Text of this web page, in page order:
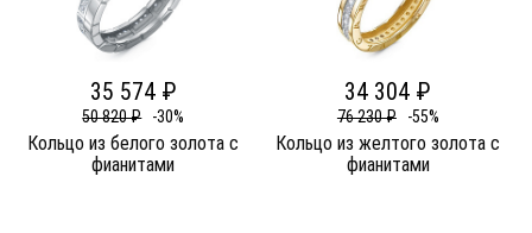
35 574 ₽
50 820 ₽ -30%
Кольцо из белого золота c
фианитами
34 304 ₽
76 230 ₽ -55%
Кольцо из желтого золота c
фианитами